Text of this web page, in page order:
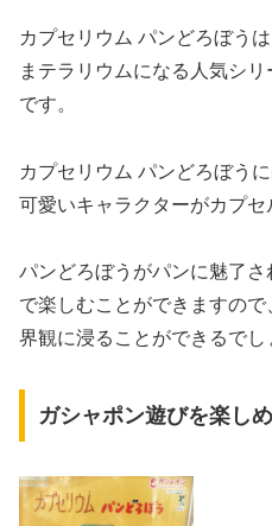
カプセリウム パンどろぼう
まテラリウムになる人気シ
です。
カプセリウム パンどろぼう
可愛いキャラクターがカプセ
パンどろぼうがパンに魅了
で楽しむことができますの
界観に浸ることができるでし
ガシャポン遊びを楽し